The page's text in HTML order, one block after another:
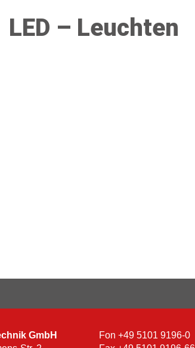
LED – Leuchten
GmbH
Fon +49 5101 9196-0